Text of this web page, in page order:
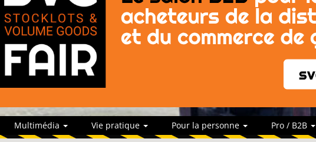
Multimédia Vie pratique Pour la personne Pro / B2B